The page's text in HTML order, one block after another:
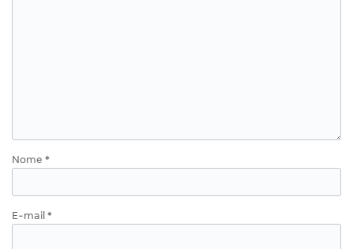
Nome *
E-mail *